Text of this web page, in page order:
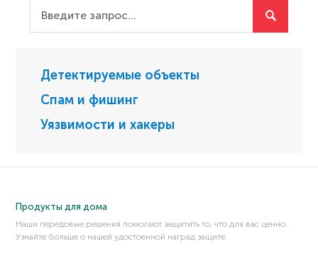
Детектируемые объекты
Спам и фишинг
Уязвимости и хакеры
Продукты для дома
Наши передовые решения помогают защитить то, что для вас ценно.
Узнайте больше о нашей удостоенной наград защите.